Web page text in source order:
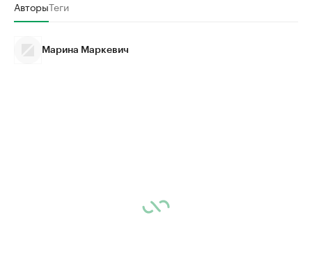
АвторыТеги
Марина Маркевич